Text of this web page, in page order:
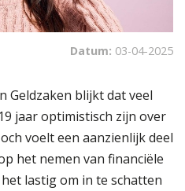
Datum: 03-04-2025
Geldzaken blijkt dat veel
jaar optimistisch zijn over
voelt een aanzienlijk deel
het nemen van financiële
lastig om in te schatten